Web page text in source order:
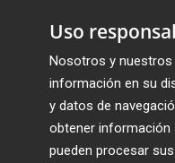
Uso
Nosotros y
información en su
y datos de
obtener información
pueden procesar